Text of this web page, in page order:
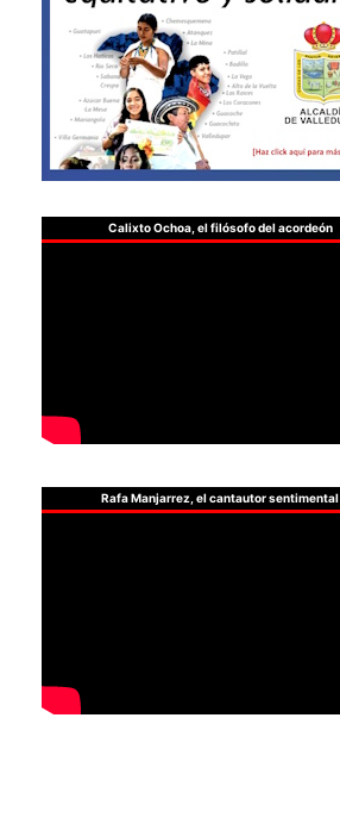
Calixto Ochoa, el filósofo del acordeón
Rafa Manjarrez, el cantautor sentimental